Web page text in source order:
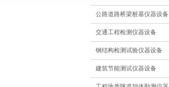
公路道路桥梁桩基仪器设备
交通工程检测仪器设备
钢结构检测试验仪器设备
建筑节能测试仪器设备